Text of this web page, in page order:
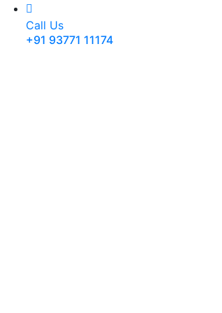
Call Us
+91 93771 11174